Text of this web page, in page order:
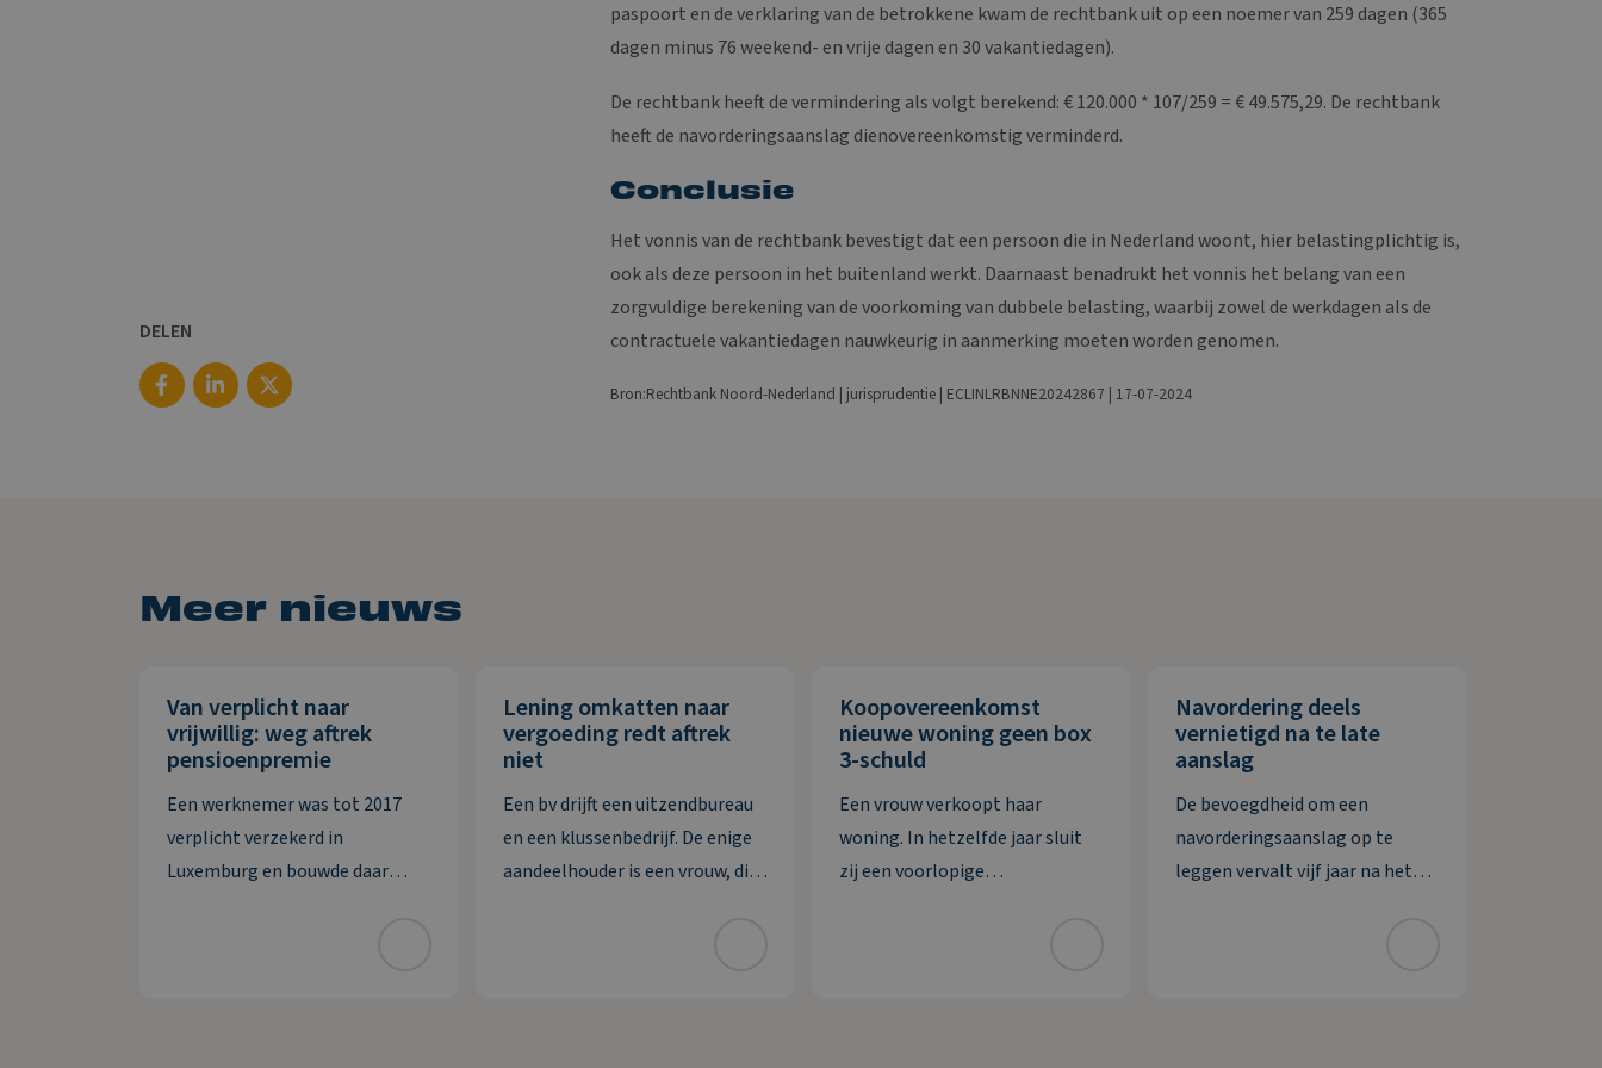
DELEN
paspoort en de verklaring van de betrokkene kwam de rechtbank uit op een noemer van 259 dagen (365
dagen minus 76 weekend- en vrije dagen en 30 vakantiedagen).
De rechtbank heeft de vermindering als volgt berekend: € 120.000 * 107/259 = € 49.575,29. De rechtbank
heeft de navorderingsaanslag dienovereenkomstig verminderd.
Conclusie
Het vonnis van de rechtbank bevestigt dat een persoon die in Nederland woont, hier belastingplichtig is,
ook als deze persoon in het buitenland werkt. Daarnaast benadrukt het vonnis het belang van een
zorgvuldige berekening van de voorkoming van dubbele belasting, waarbij zowel de werkdagen als de
contractuele vakantiedagen nauwkeurig in aanmerking moeten worden genomen.
Bron:Rechtbank Noord-Nederland | jurisprudentie | ECLINLRBNNE20242867 | 17-07-2024
Meer nieuws
Van verplicht naar
vrijwillig: weg aftrek
pensioenpremie
Een werknemer was tot 2017
verplicht verzekerd in
Luxemburg en bouwde daar
Lening omkatten naar
vergoeding redt aftrek
niet
Een bv drijft een uitzendbureau
en een klussenbedrijf. De enige
aandeelhouder is een vrouw, die
Koopovereenkomst
nieuwe woning geen box
3-schuld
Een vrouw verkoopt haar
woning. In hetzelfde jaar sluit
zij een voorlopige
Navordering deels
vernietigd na te late
aanslag
De bevoegdheid om een
navorderingsaanslag op te
leggen vervalt vijf jaar na het